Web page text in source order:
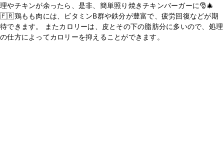
理やチキンが余ったら、是非、簡単照り焼きチキンバーガーに🎅🎄
🇫🇷鶏もも肉には、ビタミンB群や鉄分が豊富で、疲労回復などが期
待できます。 またカロリーは、皮とその下の脂肪分に多いので、処理
の仕方によってカロリーを抑えることができます。